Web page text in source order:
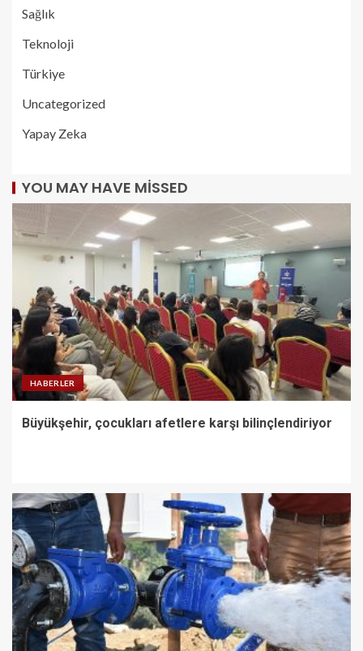
Sağlık
Teknoloji
Türkiye
Uncategorized
Yapay Zeka
YOU MAY HAVE MISSED
HABERLER
Büyükşehir, çocukları afetlere karşı bilinçlendiriyor